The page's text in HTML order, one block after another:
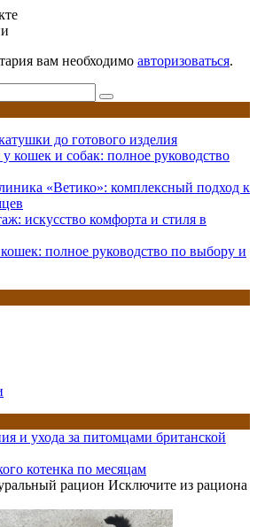
вам необходимо авторизоваться.
до готового изделия
кошек и собак: полное руководство
«Ветико»: комплексный подход к
искусство комфорта и стиля в
полное руководство по выбору и
котенка по месяцам
рацион Исключите из рациона